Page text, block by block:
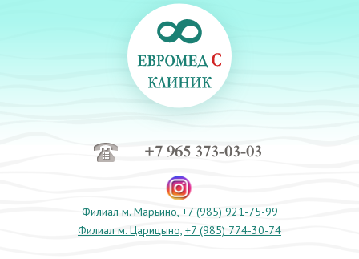
+7 965 373-03-03
Филиал м. Марьино, +7 (985) 921-75-99
Филиал м. Царицыно, +7 (985) 774-30-74